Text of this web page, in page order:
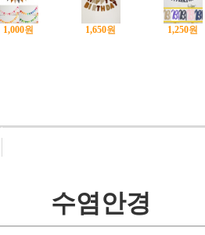
1,000원 1,650원 1,250원
수염안경